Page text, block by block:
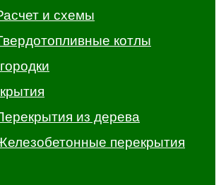
и схемы
котлы
из дерева
перекрытия